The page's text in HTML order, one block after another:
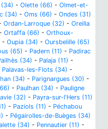
(34) - Olette (66) - Olmet-et-
(34) - Oms (66) - Ondes (31)
Ordan-Larroque (32) - Oreilla
- Ortaffa (66) - Orthoux-
- Oupia (34) - Oursbelille (65)
(65) - Padern (11) - Padirac
(34) - Palaja (11) -
Palavas-les-Flots (34) -
(34) - Parignargues (30) -
- Paulhan (34) - Pauligne
(32) - Payra-sur-l'Hers (11)
- Paziols (11) - Péchabou
- Pégairolles-de-Buèges (34)
(34) - Pennautier (11) -